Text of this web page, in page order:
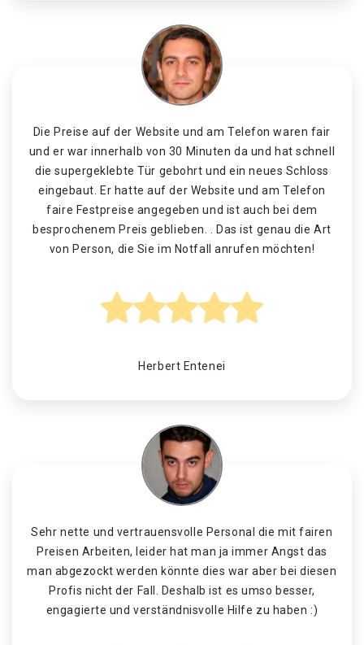
Die Preise auf der Website und am Telefon waren fair
und er war innerhalb von 30 Minuten da und hat schnell
die supergeklebte Tür gebohrt und ein neues Schloss
eingebaut. Er hatte auf der Website und am Telefon
faire Festpreise angegeben und ist auch bei dem
besprochenem Preis geblieben. . Das ist genau die Art
von Person, die Sie im Notfall anrufen möchten!
Herbert Entenei
Sehr nette und vertrauensvolle Personal die mit fairen
Preisen Arbeiten, leider hat man ja immer Angst das
man abgezockt werden könnte dies war aber bei diesen
Profis nicht der Fall. Deshalb ist es umso besser,
engagierte und verständnisvolle Hilfe zu haben :)